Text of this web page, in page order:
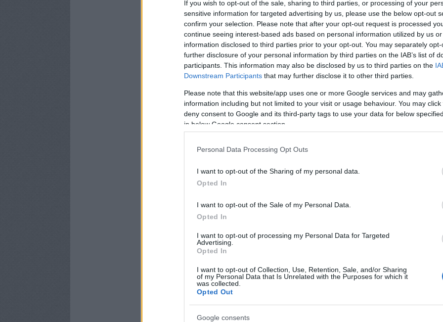
If you wish to opt-out of the sale, sharing to third parties, or processing of your
sensitive information for targeted advertising by us, please use the below opt-out
confirm your selection. Please note that after your opt-out request is processed
continue seeing interest-based ads based on personal information utilized by us
information disclosed to third parties prior to your opt-out. You may separately
further disclosure of your personal information by third parties on the IAB’s list of
participants. This information may also be disclosed by us to third parties on the
Downstream Participants that may further disclose it to other third parties.
Please note that this website/app uses one or more Google services and may
information including but not limited to your visit or usage behaviour. You may
deny consent to Google and its third-party tags to use your data for below
in below Google consent section.
Personal Data Processing Opt Outs
I want to opt-out of the Sharing of my personal data.
Opted In
I want to opt-out of the Sale of my Personal Data.
Opted In
I want to opt-out of processing my Personal Data for Targeted
Advertising.
Opted In
I want to opt-out of Collection, Use, Retention, Sale, and/or Sharing
of my Personal Data that Is Unrelated with the Purposes for which it
was collected.
Opted Out
Google consents